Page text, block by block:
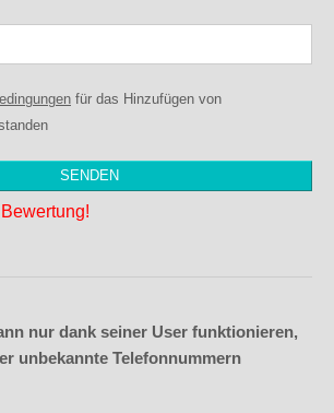
für das Hinzufügen von
nur dank seiner User funktionieren,
unbekannte Telefonnummern